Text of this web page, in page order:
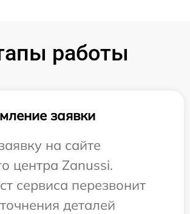
работы
заявки
на сайте
центра Zanussi.
сервиса перезвонит
деталей